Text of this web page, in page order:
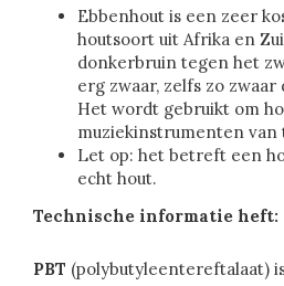
Ebbenhout is een zeer
houtsoort uit Afrika en
donkerbruin tegen het
erg zwaar, zelfs zo
Het wordt gebruikt om
muziekinstrumenten van
Let op: het betreft een
echt hout.
Technische informatie heft:
PBT (polybutyleentereftalaat)